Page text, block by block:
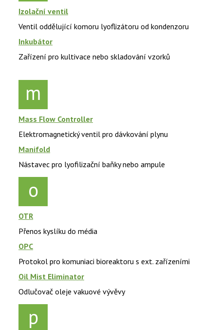
Izolační ventil
Ventil oddělující komoru lyoflizátoru od kondenzoru
Inkubátor
Zařízení pro kultivace nebo skladování vzorků
m
Mass Flow Controller
Elektromagnetický ventil pro dávkování plynu
Manifold
Nástavec pro lyofilizační baňky nebo ampule
o
OTR
Přenos kyslíku do média
OPC
Protokol pro komuniaci bioreaktoru s ext. zařízeními
Oil Mist Eliminator
Odlučovač oleje vakuové vývěvy
p